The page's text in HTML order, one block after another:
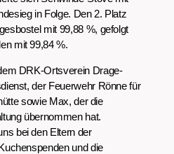
in Folge. Den 2. Platz
mit 99,88 %, gefolgt
mit 99,84 %.
DRK-Ortsverein Drage-
der Feuerwehr Rönne für
sowie Max, der die
übernommen hat.
bei den Eltern der
und die